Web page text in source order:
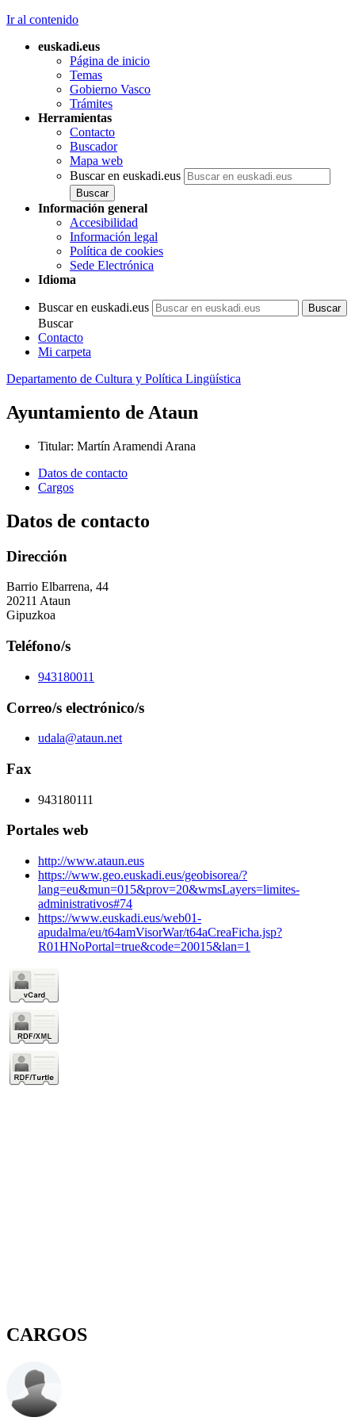
Ir al contenido
euskadi.eus
Página de inicio
Temas
Gobierno Vasco
Trámites
Herramientas
Contacto
Buscador
Mapa web
Buscar en euskadi.eus
Información general
Accesibilidad
Información legal
Política de cookies
Sede Electrónica
Idioma
Buscar en euskadi.eus
Buscar
Contacto
Mi carpeta
Departamento de Cultura y Política Lingüística
Ayuntamiento de Ataun
Titular: Martín Aramendi Arana
Datos de contacto
Cargos
Datos de contacto
Dirección
Barrio Elbarrena, 44
20211 Ataun
Gipuzkoa
Teléfono/s
943180011
Correo/s electrónico/s
udala@ataun.net
Fax
943180111
Portales web
http://www.ataun.eus
https://www.geo.euskadi.eus/geobisorea/?
lang=eu&mun=015&prov=20&wmsLayers=limites-
administrativos#74
https://www.euskadi.eus/web01-
apudalma/eu/t64amVisorWar/t64aCreaFicha.jsp?
R01HNoPortal=true&code=20015&lan=1
CARGOS